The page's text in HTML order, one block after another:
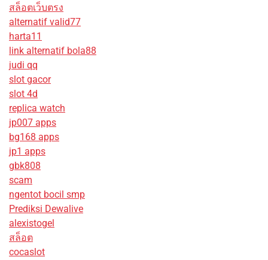
สล็อตเว็บตรง
alternatif valid77
harta11
link alternatif bola88
judi qq
slot gacor
slot 4d
replica watch
jp007 apps
bg168 apps
jp1 apps
gbk808
scam
ngentot bocil smp
Prediksi Dewalive
alexistogel
สล็อต
cocaslot